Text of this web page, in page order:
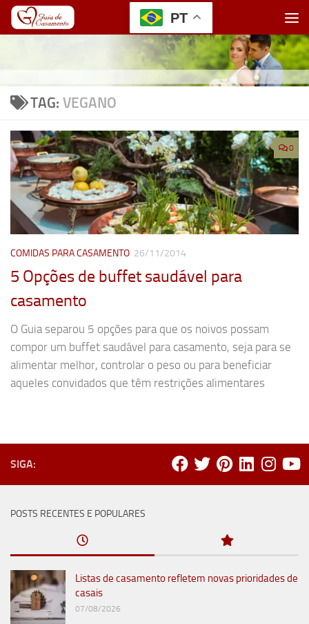
Skip to content
TAG: VEGANO
0
COMIDAS PARA CASAMENTO 26/11/2014
5 Opções de buffet saudável para
casamento
O Guia separou 5 opções para que os noivos possam
compor um buffet saudável para casamento, seja para se
alimentar melhor, controlar o peso ou para beneficiar
aqueles convidados que têm restrições alimentares
SIGA:
POSTS RECENTES E POPULARES
Listas de casamento refletem novas prioridades de
casais
07/08/2026
PT